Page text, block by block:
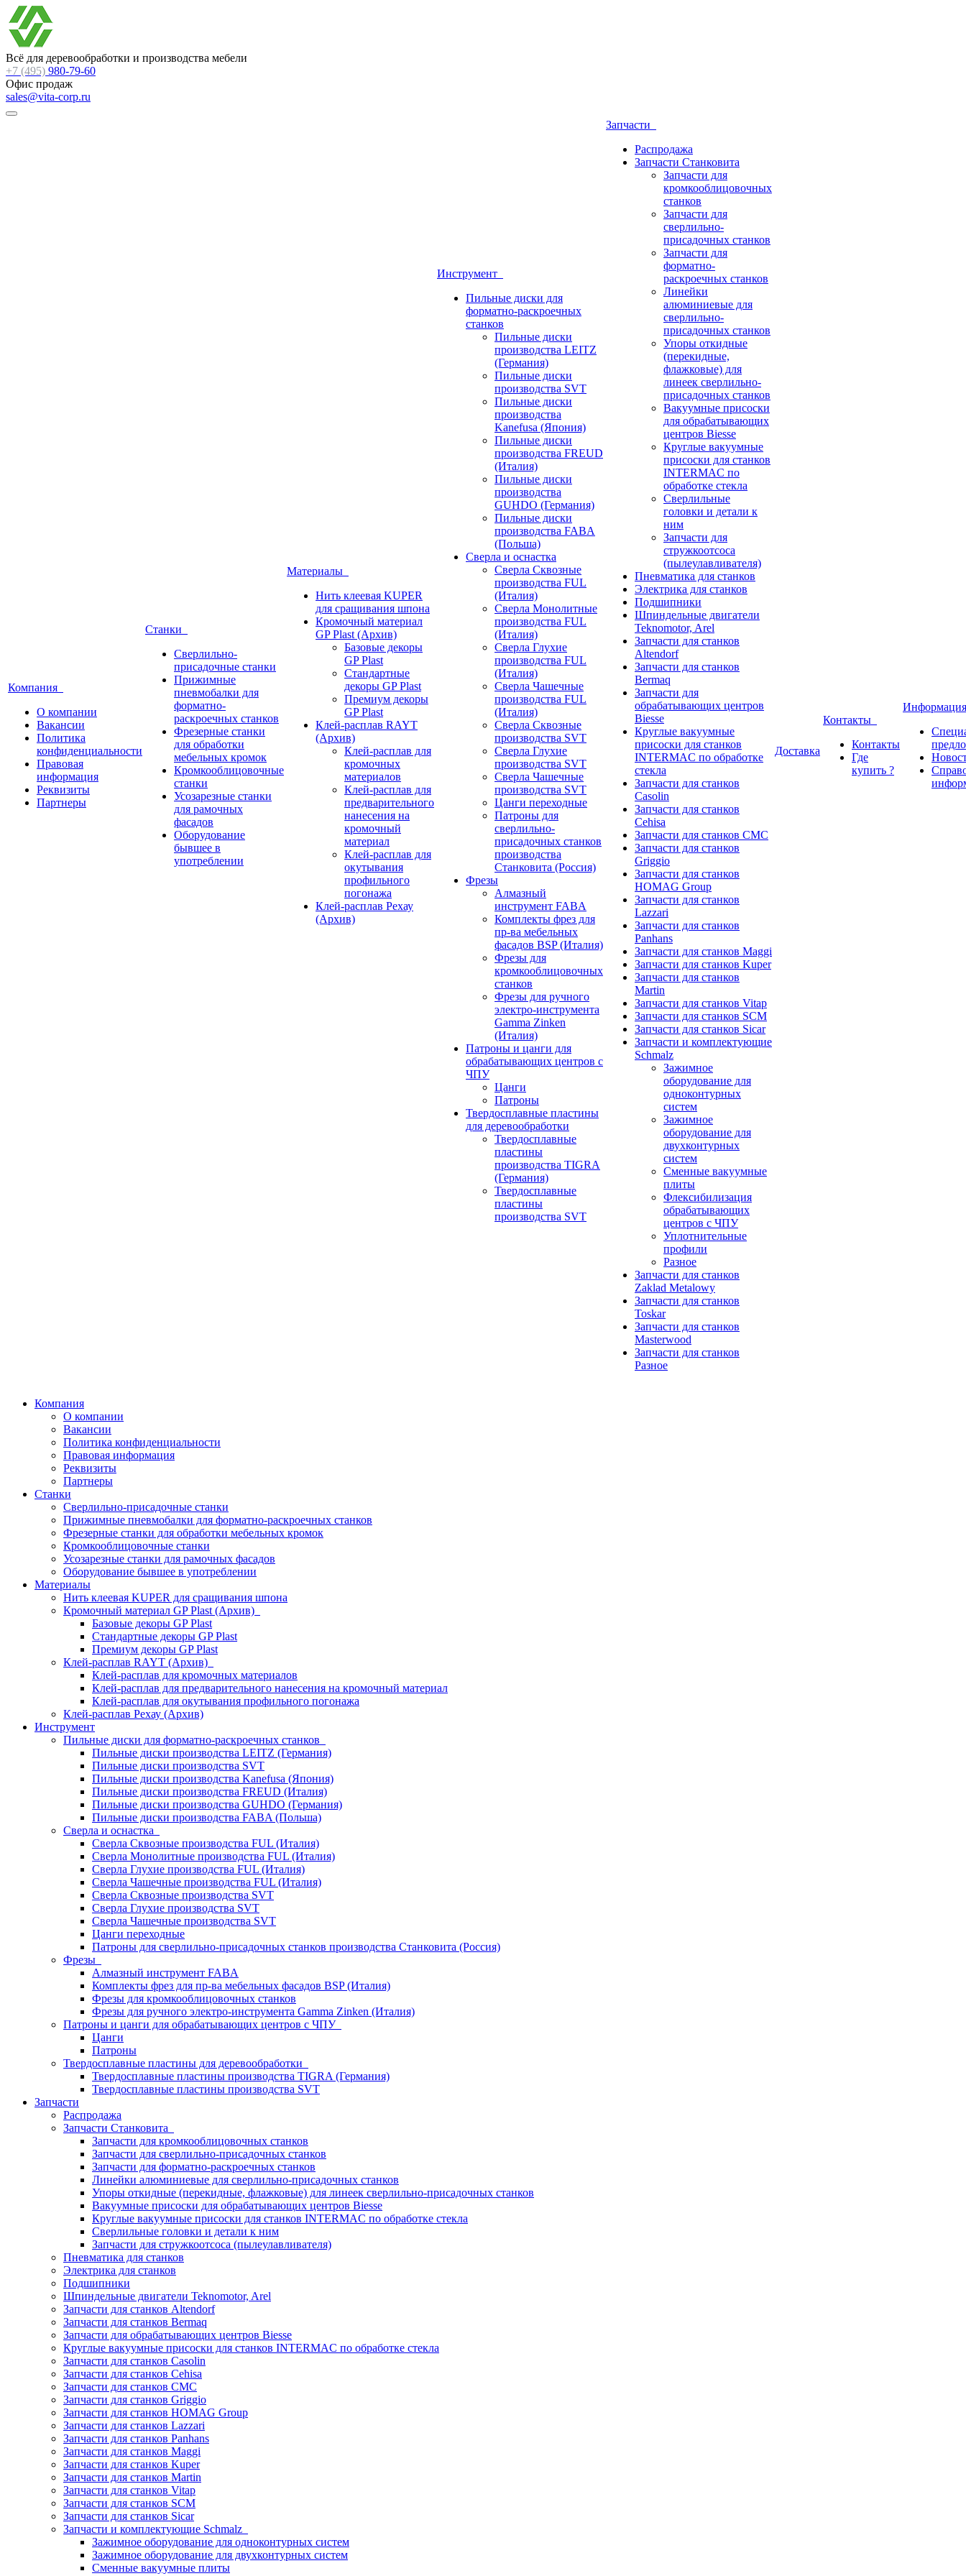
Всё для деревообработки и производства мебели
+7 (495) 980-79-60
Офис продаж
sales@vita-corp.ru
Компания
О компании
Вакансии
Политика
конфиденциальности
Правовая
информация
Реквизиты
Партнеры
Станки
Сверлильно-
присадочные станки
Прижимные
пневмобалки для
форматно-
раскроечных станков
Фрезерные станки
для обработки
мебельных кромок
Кромкооблицовочные
станки
Усозарезные станки
для рамочных
фасадов
Оборудование
бывшее в
употреблении
Материалы
Нить клеевая KUPER
для сращивания шпона
Кромочный материал
GP Plast (Архив)
Базовые декоры
GP Plast
Стандартные
декоры GP Plast
Премиум декоры
GP Plast
Клей-расплав RAYT
(Архив)
Клей-расплав для
кромочных
материалов
Клей-расплав для
предварительного
нанесения на
кромочный
материал
Клей-расплав для
окутывания
профильного
погонажа
Клей-расплав Рехау
(Архив)
Инструмент
Пильные диски для
форматно-раскроечных
станков
Пильные диски
производства LEITZ
(Германия)
Пильные диски
производства SVT
Пильные диски
производства
Kanefusa (Япония)
Пильные диски
производства FREUD
(Италия)
Пильные диски
производства
GUHDO (Германия)
Пильные диски
производства FABA
(Польша)
Сверла и оснастка
Сверла Сквозные
производства FUL
(Италия)
Сверла Монолитные
производства FUL
(Италия)
Сверла Глухие
производства FUL
(Италия)
Сверла Чашечные
производства FUL
(Италия)
Сверла Сквозные
производства SVT
Сверла Глухие
производства SVT
Сверла Чашечные
производства SVT
Цанги переходные
Патроны для
сверлильно-
присадочных станков
производства
Станковита (Россия)
Фрезы
Алмазный
инструмент FABA
Комплекты фрез для
пр-ва мебельных
фасадов BSP (Италия)
Фрезы для
кромкооблицовочных
станков
Фрезы для ручного
электро-инструмента
Gamma Zinken
(Италия)
Патроны и цанги для
обрабатывающих центров с
ЧПУ
Цанги
Патроны
Твердосплавные пластины
для деревообработки
Твердосплавные
пластины
производства TIGRA
(Германия)
Твердосплавные
пластины
производства SVT
Запчасти
Распродажа
Запчасти Станковита
Запчасти для
кромкооблицовочных
станков
Запчасти для
сверлильно-
присадочных станков
Запчасти для
форматно-
раскроечных станков
Линейки
алюминиевые для
сверлильно-
присадочных станков
Упоры откидные
(перекидные,
флажковые) для
линеек сверлильно-
присадочных станков
Вакуумные присоски
для обрабатывающих
центров Biesse
Круглые вакуумные
присоски для станков
INTERMAC по
обработке стекла
Сверлильные
головки и детали к
ним
Запчасти для
стружкоотсоса
(пылеулавливателя)
Пневматика для станков
Электрика для станков
Подшипники
Шпиндельные двигатели
Teknomotor, Arel
Запчасти для станков
Altendorf
Запчасти для станков
Bermaq
Запчасти для
обрабатывающих центров
Biesse
Круглые вакуумные
присоски для станков
INTERMAC по обработке
стекла
Запчасти для станков
Casolin
Запчасти для станков
Cehisa
Запчасти для станков CMC
Запчасти для станков
Griggio
Запчасти для станков
HOMAG Group
Запчасти для станков
Lazzari
Запчасти для станков
Panhans
Запчасти для станков Maggi
Запчасти для станков Kuper
Запчасти для станков
Martin
Запчасти для станков Vitap
Запчасти для станков SCM
Запчасти для станков Sicar
Запчасти и комплектующие
Schmalz
Зажимное
оборудование для
одноконтурных
систем
Зажимное
оборудование для
двухконтурных
систем
Сменные вакуумные
плиты
Флексибилизация
обрабатывающих
центров с ЧПУ
Уплотнительные
профили
Разное
Запчасти для станков
Zaklad Metalowy
Запчасти для станков
Toskar
Запчасти для станков
Masterwood
Запчасти для станков
Разное
Доставка
Контакты
Контакты
Где
купить ?
Компания
О компании
Вакансии
Политика конфиденциальности
Правовая информация
Реквизиты
Партнеры
Станки
Сверлильно-присадочные станки
Прижимные пневмобалки для форматно-раскроечных станков
Фрезерные станки для обработки мебельных кромок
Кромкооблицовочные станки
Усозарезные станки для рамочных фасадов
Оборудование бывшее в употреблении
Материалы
Нить клеевая KUPER для сращивания шпона
Кромочный материал GP Plast (Архив)
Базовые декоры GP Plast
Стандартные декоры GP Plast
Премиум декоры GP Plast
Клей-расплав RAYT (Архив)
Клей-расплав для кромочных материалов
Клей-расплав для предварительного нанесения на кромочный материал
Клей-расплав для окутывания профильного погонажа
Клей-расплав Рехау (Архив)
Инструмент
Пильные диски для форматно-раскроечных станков
Пильные диски производства LEITZ (Германия)
Пильные диски производства SVT
Пильные диски производства Kanefusa (Япония)
Пильные диски производства FREUD (Италия)
Пильные диски производства GUHDO (Германия)
Пильные диски производства FABA (Польша)
Сверла и оснастка
Сверла Сквозные производства FUL (Италия)
Сверла Монолитные производства FUL (Италия)
Сверла Глухие производства FUL (Италия)
Сверла Чашечные производства FUL (Италия)
Сверла Сквозные производства SVT
Сверла Глухие производства SVT
Сверла Чашечные производства SVT
Цанги переходные
Патроны для сверлильно-присадочных станков производства Станковита (Россия)
Фрезы
Алмазный инструмент FABA
Комплекты фрез для пр-ва мебельных фасадов BSP (Италия)
Фрезы для кромкооблицовочных станков
Фрезы для ручного электро-инструмента Gamma Zinken (Италия)
Патроны и цанги для обрабатывающих центров с ЧПУ
Цанги
Патроны
Твердосплавные пластины для деревообработки
Твердосплавные пластины производства TIGRA (Германия)
Твердосплавные пластины производства SVT
Запчасти
Распродажа
Запчасти Станковита
Запчасти для кромкооблицовочных станков
Запчасти для сверлильно-присадочных станков
Запчасти для форматно-раскроечных станков
Линейки алюминиевые для сверлильно-присадочных станков
Упоры откидные (перекидные, флажковые) для линеек сверлильно-присадочных станков
Вакуумные присоски для обрабатывающих центров Biesse
Круглые вакуумные присоски для станков INTERMAC по обработке стекла
Сверлильные головки и детали к ним
Запчасти для стружкоотсоса (пылеулавливателя)
Пневматика для станков
Электрика для станков
Подшипники
Шпиндельные двигатели Teknomotor, Arel
Запчасти для станков Altendorf
Запчасти для станков Bermaq
Запчасти для обрабатывающих центров Biesse
Круглые вакуумные присоски для станков INTERMAC по обработке стекла
Запчасти для станков Casolin
Запчасти для станков Cehisa
Запчасти для станков CMC
Запчасти для станков Griggio
Запчасти для станков HOMAG Group
Запчасти для станков Lazzari
Запчасти для станков Panhans
Запчасти для станков Maggi
Запчасти для станков Kuper
Запчасти для станков Martin
Запчасти для станков Vitap
Запчасти для станков SCM
Запчасти для станков Sicar
Запчасти и комплектующие Schmalz
Зажимное оборудование для одноконтурных систем
Зажимное оборудование для двухконтурных систем
Сменные вакуумные плиты